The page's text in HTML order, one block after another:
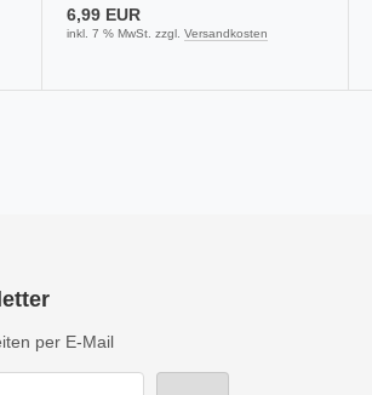
6,99 EUR
inkl. 7 % MwSt. zzgl. Versandkosten
per E-Mail